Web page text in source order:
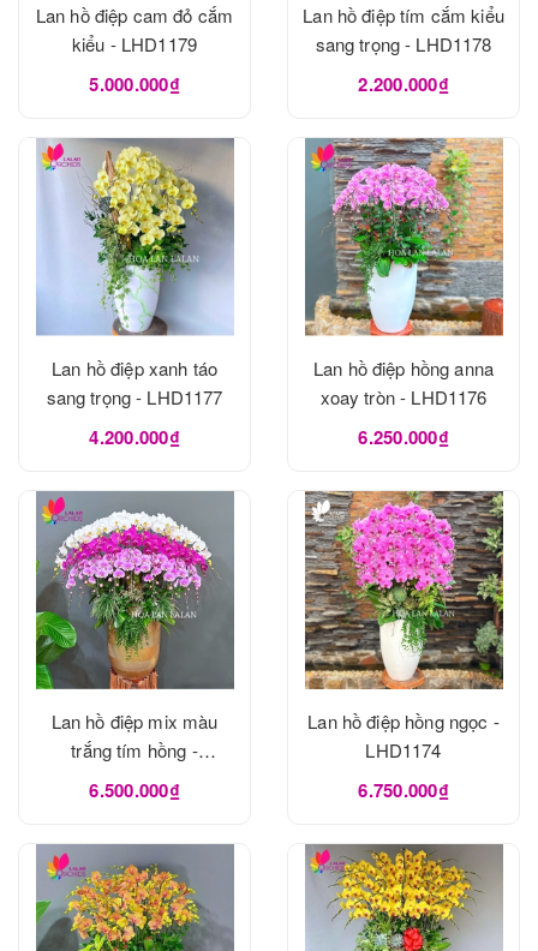
Lan hồ điệp cam đỏ cắm
kiểu - LHD1179
5.000.000₫
Lan hồ điệp tím cắm kiểu
sang trọng - LHD1178
2.200.000₫
Lan hồ điệp xanh táo
sang trọng - LHD1177
4.200.000₫
Lan hồ điệp hồng anna
xoay tròn - LHD1176
6.250.000₫
Lan hồ điệp mix màu
trắng tím hồng -
LHD1175
6.500.000₫
Lan hồ điệp hồng ngọc -
LHD1174
6.750.000₫